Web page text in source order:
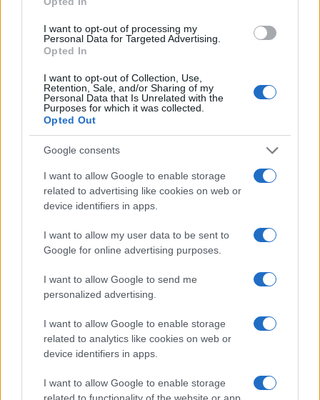
I want to opt-out of processing my
Personal Data for Targeted Advertising.
Opted In
I want to opt-out of Collection, Use,
Retention, Sale, and/or Sharing of my
Personal Data that Is Unrelated with the
Purposes for which it was collected.
Opted Out
Google consents
I want to allow Google to enable storage
related to advertising like cookies on web or
device identifiers in apps.
I want to allow my user data to be sent to
Google for online advertising purposes.
I want to allow Google to send me
personalized advertising.
I want to allow Google to enable storage
related to analytics like cookies on web or
device identifiers in apps.
I want to allow Google to enable storage
related to functionality of the website or app.
Corona”
Nel corso dell’udienza è stato ascoltato Luca
Arnau, che ha risposto alle domande del pubblico
ministero Giovanni Tarzia, del proprio difensore
Alessio Pomponi, degli avvocati Chiesa e
Bongiorno e del legale
che
rappresenta Manlio Messina. “Fabrizio è un
recettore di notizie e le portava”, ha spiegato l’ex
direttore della testata online. Arnau ha raccontato
che Corona gli aveva riferito di avere appreso
della presunta relazione tra Meloni e Messina.
“Ha raccontato che aveva saputo questa notizia di
Era una voce e doveva essere
riportata come una voce, così abbiamo fatto.
Al giornale dove collabora Corona si dà il peso
che si dà, è gossip, era un pezzo innocuo“, ha
dichiarato. Arnau ha sostenuto di essersi